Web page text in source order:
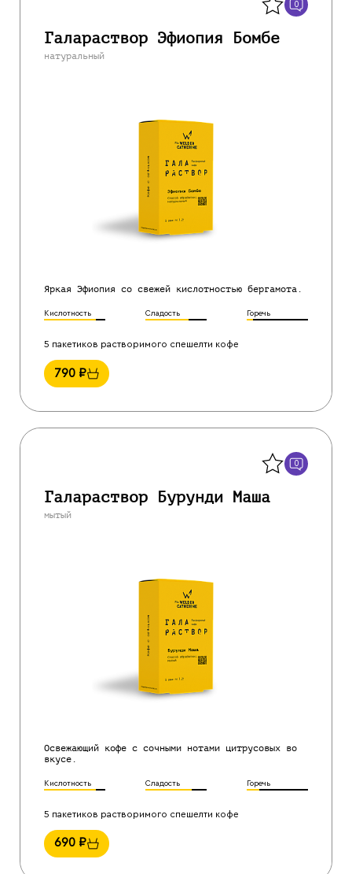
0
Галараствор Эфиопия Бомбе
натуральный
Яркая Эфиопия со свежей кислотностью бергамота.
Кислотность Сладость Горечь
5 пакетиков растворимого спешелти кофе
790 ₽
0
Галараствор Бурунди Маша
мытый
Освежающий кофе с сочными нотами цитрусовых во
вкусе.
Кислотность Сладость Горечь
5 пакетиков растворимого спешелти кофе
690 ₽